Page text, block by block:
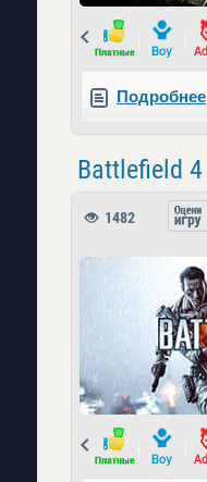
Prev
Подробнее
Battlefield 4
1482
Prev